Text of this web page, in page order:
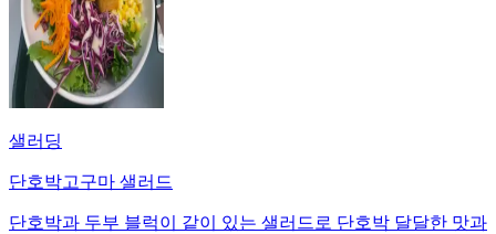
샐러딩
단호박고구마 샐러드
단호박과 두부 블럭이 같이 있는 샐러드로 단호박 달달한 맛과